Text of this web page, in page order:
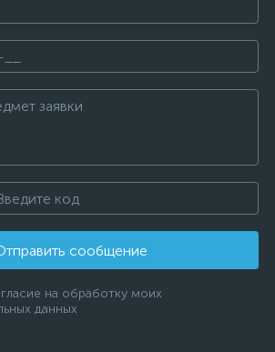
сообщение
на обработку моих
данных